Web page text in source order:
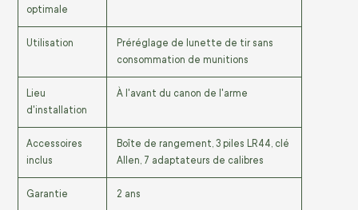
optimale
Utilisation
Préréglage de lunette de tir sans
consommation de munitions
Lieu
d'installation
À l'avant du canon de l'arme
Accessoires
inclus
Boîte de rangement, 3 piles LR44, clé
Allen, 7 adaptateurs de calibres
Garantie 2 ans